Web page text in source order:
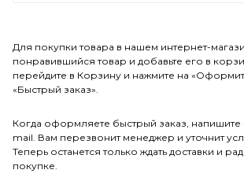
Для покупки товара в нашем интернет-
понравившийся товар и добавьте его в
перейдите в Корзину и нажмите на
«Быстрый заказ».
Когда оформляете быстрый заказ,
mail. Вам перезвонит менеджер и уточнит
Теперь останется только ждать доставки и
покупке.